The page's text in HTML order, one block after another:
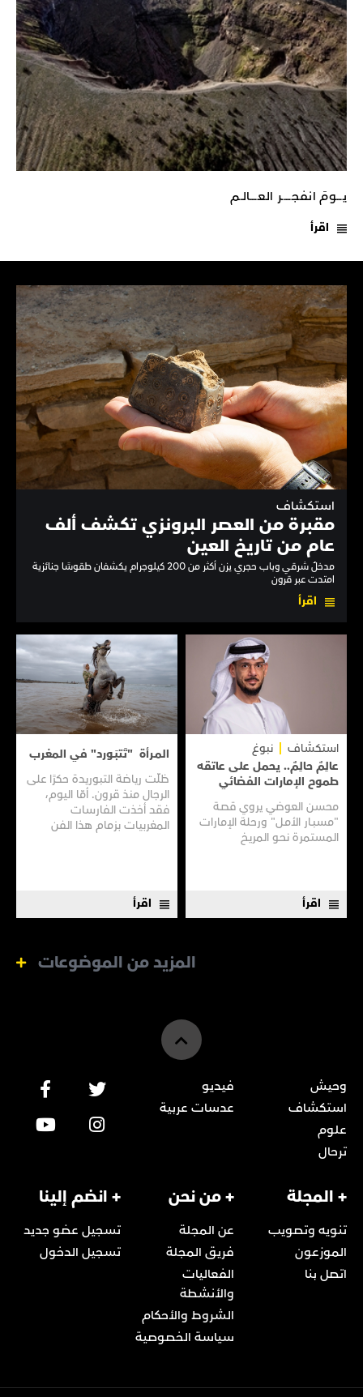
يـــومَ انفجـــــر العــــالـم
اقرأ
استكشاف
مقبرة من العصر البرونزي تكشف ألف
عام من تاريخ العين
مدخلٌ شرقي وباب حجري يزن أكثر من 200 كيلوجرام يكشفان طقوسًا جنائزية
امتدت عبر قرون
اقرأ
استكشاف
نبوغ
عالِمٌ حالِمٌ.. يحمل على عاتقه
طموح الإمارات الفضائي
محسن العوضي يروي قصـة
"مسبـار الأمـل" ورحلة الإمارات
المستمرة نحـو المريـخ
اقرأ
المـرأة "تَتبَـورد" في المغرب
ظلّت رياضة التبوريدة حكرًا على
الرجال منذ قرون. أمّا اليوم،
فقد أخذت الفارسات
المغربيات بزمام هذا الفن
اقرأ
المزيد من الموضوعات
وحيش
استكشاف
علوم
ترحال
فيديو
عدسات عربية
+ المجلة
تنويه وتصويب
الموزعون
اتصل بنا
+ من نحن
عن المجلة
فريق المجلة
الفعاليات
والأنشطة
الشروط والأحكام
سياسة الخصوصية
+ انضم إلينا
تسجيل عضو جديد
تسجيل الدخول